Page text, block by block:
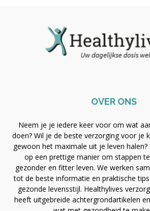
OVER ONS
Neem je je iedere keer voor om wat
doen? Wil je de beste verzorging voor je
gewoon het maximale uit je leven
op een prettige manier om stappen
gezonder en fitter leven. We werken
tot de beste informatie en praktische
gezonde levensstijl. Healthylives
heeft uitgebreide achtergrondartikelen